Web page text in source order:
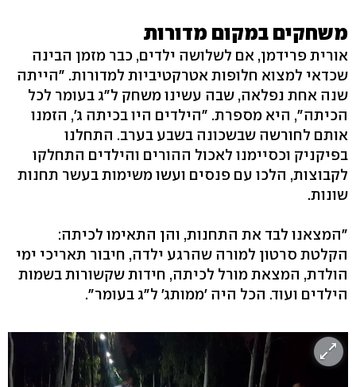
משחקים במקום מדורות
אורית פרידמן, אם לשלושה ילדים, כבר מזמן הבינה
שכדאי למצוא חלופות אטרקטיביות למדורות. "הייתה
שנה אחת נפלאה, שבה עשינו משחק ל"ג בעומר לכל
הכיתה", היא מספרת. "הילדים היו בכיתה ג', הזמנו
אותם לחורשה שבשכונה בשבע בערב. התחלנו
בפיקניק וכסיימנו לאכול ההורים והילדים התחלקו
לקבוצות, הלכו עם פנסים ועשו משימות בעשר תחנות
שונות.
"המצאנו לבד את התחנות, והן התאימו לכיתה:
הקלטת סרטון למורה שהרגע ילדה, חיבור תאריכי ימי
הולדת, המצאת מורל לכיתה, חידות שקשורות בשמות
הילדים ועוד. הכל היה 'ממותג' ל"ג בעומר".